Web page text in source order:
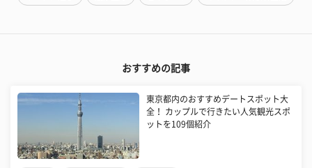
おすすめの記事
東京都内のおすすめデートスポット大
全！ カップルで行きたい人気観光スポ
ットを109個紹介